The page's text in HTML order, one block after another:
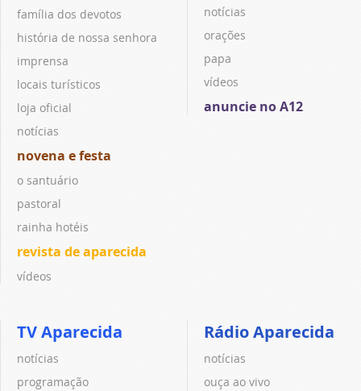
família dos devotos
história de nossa senhora
imprensa
locais turísticos
loja oficial
notícias
novena e festa
o santuário
pastoral
rainha hotéis
revista de aparecida
vídeos
notícias
orações
papa
vídeos
anuncie no A12
TV Aparecida
notícias
programação
Rádio Aparecida
notícias
ouça ao vivo